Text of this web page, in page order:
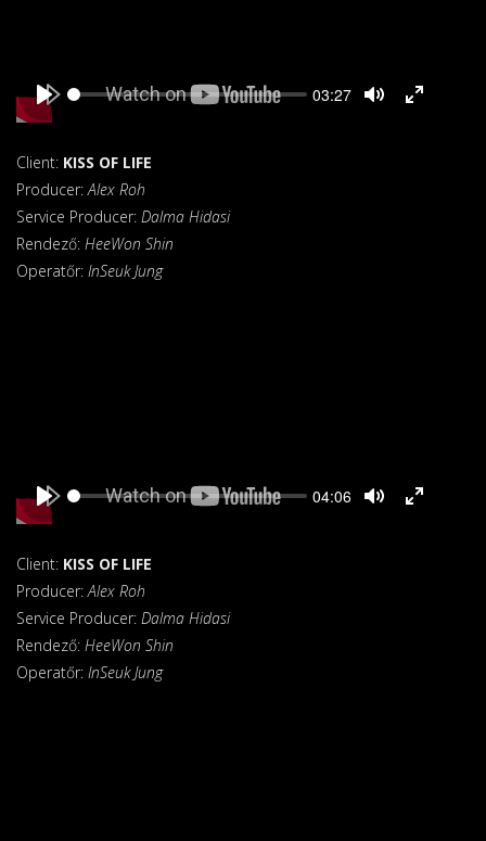
Play
Seek Current
03:27
Client: KISS OF LIFE
Producer:Alex Roh
Service Producer: Dalma Hidasi
Rendező: HeeWon Shin
Operatőr: InSeuk Jung
Play
Seek Current
04:06
Client: KISS OF LIFE
Producer:Alex Roh
Service Producer: Dalma Hidasi
Rendező: HeeWon Shin
Operatőr: InSeuk Jung